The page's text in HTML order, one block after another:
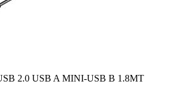
2.0 USB A MINI-USB B 1.8MT